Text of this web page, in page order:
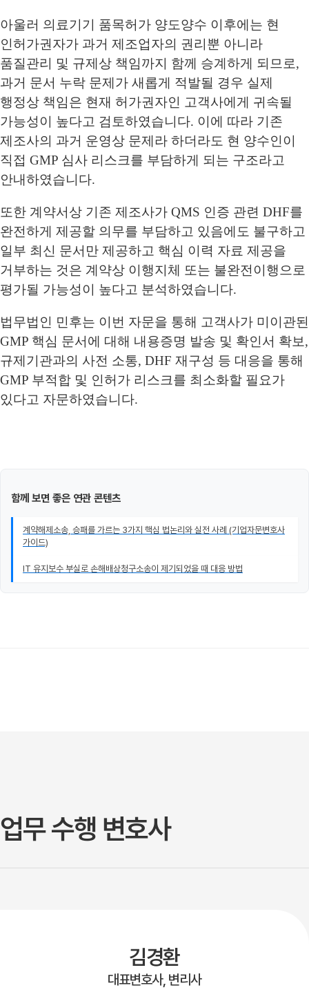
아울러 의료기기 품목허가 양도양수 이후에는 현
인허가권자가 과거 제조업자의 권리뿐 아니라
품질관리 및 규제상 책임까지 함께 승계하게 되므로,
과거 문서 누락 문제가 새롭게 적발될 경우 실제
행정상 책임은 현재 허가권자인 고객사에게 귀속될
가능성이 높다고 검토하였습니다. 이에 따라 기존
제조사의 과거 운영상 문제라 하더라도 현 양수인이
직접 GMP 심사 리스크를 부담하게 되는 구조라고
안내하였습니다.
또한 계약서상 기존 제조사가 QMS 인증 관련 DHF를
완전하게 제공할 의무를 부담하고 있음에도 불구하고
일부 최신 문서만 제공하고 핵심 이력 자료 제공을
거부하는 것은 계약상 이행지체 또는 불완전이행으로
평가될 가능성이 높다고 분석하였습니다.
법무법인 민후는 이번 자문을 통해 고객사가 미이관된
GMP 핵심 문서에 대해 내용증명 발송 및 확인서 확보,
규제기관과의 사전 소통, DHF 재구성 등 대응을 통해
GMP 부적합 및 인허가 리스크를 최소화할 필요가
있다고 자문하였습니다.
함께 보면 좋은 연관 콘텐츠
계약해제소송, 승패를 가르는 3가지 핵심 법논리와 실전 사례 (기업자문변호사
가이드)
IT 유지보수 부실로 손해배상청구소송이 제기되었을 때 대응 방법
업무 수행 변호사
김경환
대표변호사, 변리사